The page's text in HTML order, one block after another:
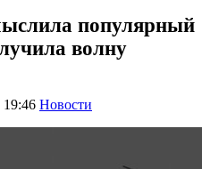
популярный
волну
Новости